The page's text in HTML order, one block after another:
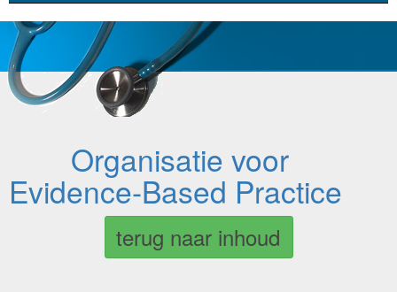
Organisatie voor
Evidence-Based Practice
terug naar inhoud